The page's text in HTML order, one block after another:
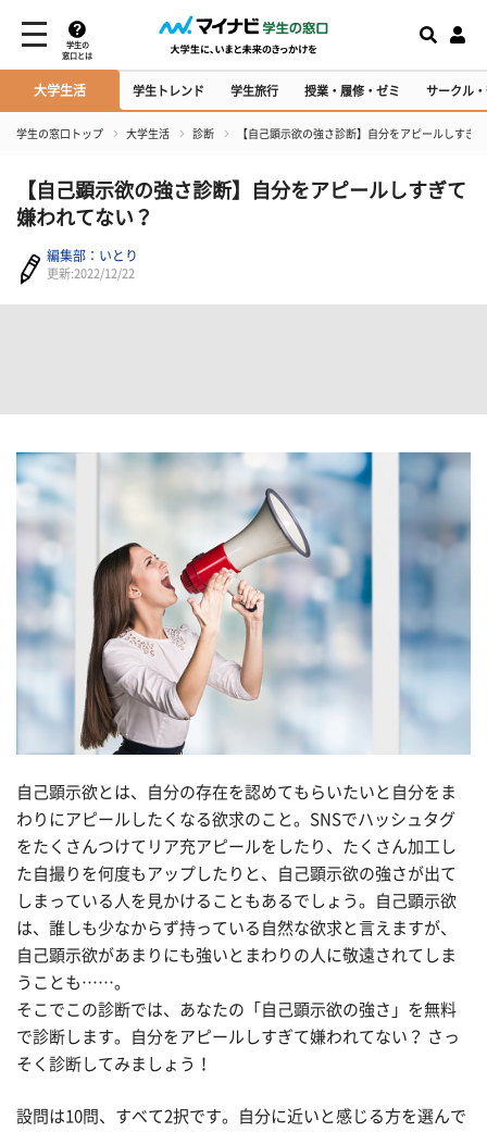
学生の
窓口とは
大学生活 学生トレンド 学生旅行 授業・履修・ゼミ サークル
学生の窓口トップ 大学生活 診断 【自己顕示欲の強さ診断】自分をアピールしすぎ
【自己顕示欲の強さ診断】自分をアピールしすぎて
嫌われてない？
編集部：いとり
更新:2022/12/22
自己顕示欲とは、自分の存在を認めてもらいたいと自分をま
わりにアピールしたくなる欲求のこと。SNSでハッシュタグ
をたくさんつけてリア充アピールをしたり、たくさん加工し
た自撮りを何度もアップしたりと、自己顕示欲の強さが出て
しまっている人を見かけることもあるでしょう。自己顕示欲
は、誰しも少なからず持っている自然な欲求と言えますが、
自己顕示欲があまりにも強いとまわりの人に敬遠されてしま
うことも……。
そこでこの診断では、あなたの「自己顕示欲の強さ」を無料
で診断します。自分をアピールしすぎて嫌われてない？ さっ
そく診断してみましょう！
設問は10問、すべて2択です。自分に近いと感じる方を選んで